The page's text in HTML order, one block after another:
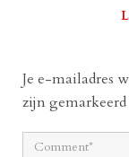
Je e-mailadres
zijn